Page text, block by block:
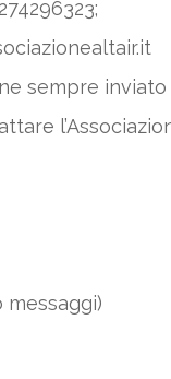
sempre
messaggi)